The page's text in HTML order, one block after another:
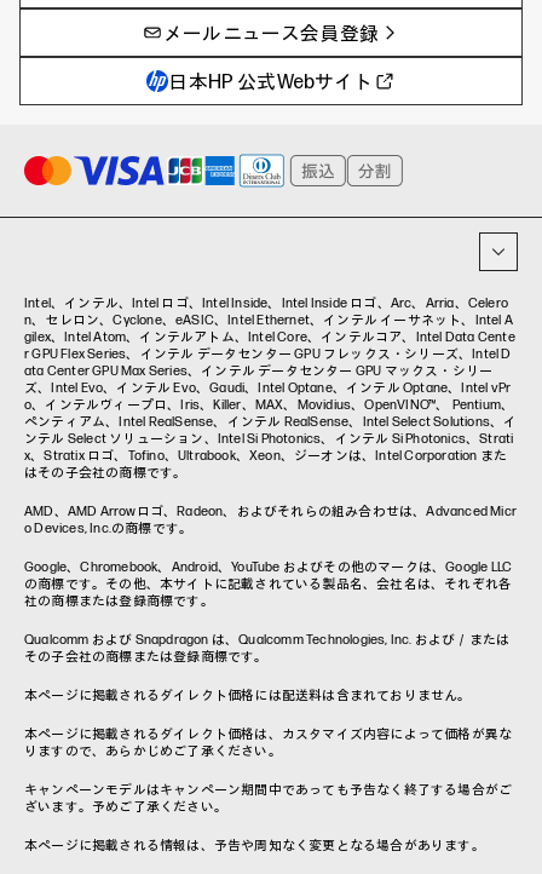
サイバーセキュリティ
教育とテクノロジー
ハイブリッドワーク
プリンター
AI PC
AIワークステーション
Poly
WXP（DEXツール）
タグ一覧
メールニュース会員登録
日本HP 公式Webサイト
Intel、インテル、Intel ロゴ、Intel Inside、Intel Inside ロゴ、Arc、Arria、Celero
n、セレロン、Cyclone、eASIC、Intel Ethernet、インテル イーサネット、Intel A
gilex、Intel Atom、インテルアトム、Intel Core、インテルコア、Intel Data Cente
r GPU Flex Series、インテル データセンター GPU フレックス・シリーズ、Intel D
ata Center GPU Max Series、インテル データセンター GPU マックス・シリー
ズ、Intel Evo、インテル Evo、Gaudi、Intel Optane、インテル Optane、Intel vPr
o、インテルヴィープロ、Iris、Killer、MAX、Movidius、OpenVINO™、 Pentium、
ペンティアム、Intel RealSense、インテル RealSense、Intel Select Solutions、イ
ンテル Select ソリューション、Intel Si Photonics、インテル Si Photonics、Strati
x、Stratix ロゴ、Tofino、Ultrabook、Xeon、ジーオンは、Intel Corporation また
はその子会社の商標です。
AMD、AMD Arrowロゴ、Radeon、およびそれらの組み合わせは、Advanced Micr
o Devices, Inc.の商標です。
Google、Chromebook、Android、YouTube およびその他のマークは、Google LLC
の商標です。その他、本サイトに記載されている製品名、会社名は、それぞれ各
社の商標または登録商標です。
Qualcomm および Snapdragon は、Qualcomm Technologies, Inc. および／または
その子会社の商標または登録商標です。
本ページに掲載されるダイレクト価格には配送料は含まれておりません。
本ページに掲載されるダイレクト価格は、カスタマイズ内容によって価格が異な
りますので、あらかじめご了承ください。
キャンペーンモデルはキャンペーン期間中であっても予告なく終了する場合がご
ざいます。予めご了承ください。
本ページに掲載される情報は、予告や周知なく変更となる場合があります。